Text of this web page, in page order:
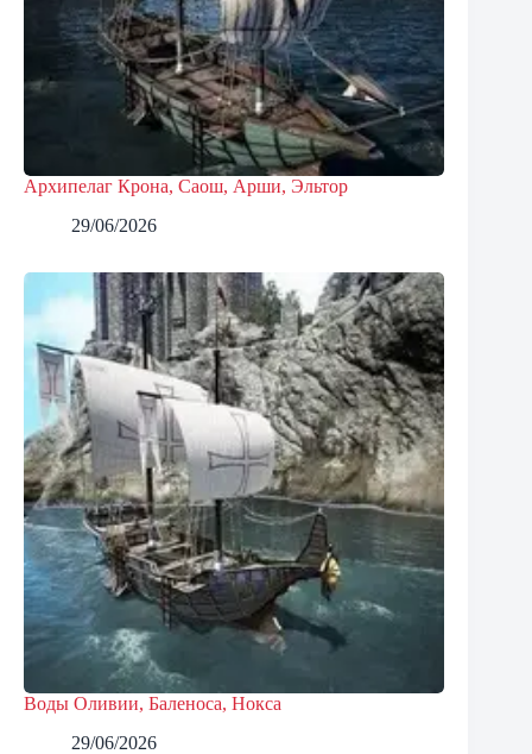
Архипелаг Крона, Саош, Арши, Эльтор
29/06/2026
Воды Оливии, Баленоса, Нокса
29/06/2026